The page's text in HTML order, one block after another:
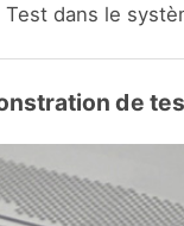
Test dans le
de